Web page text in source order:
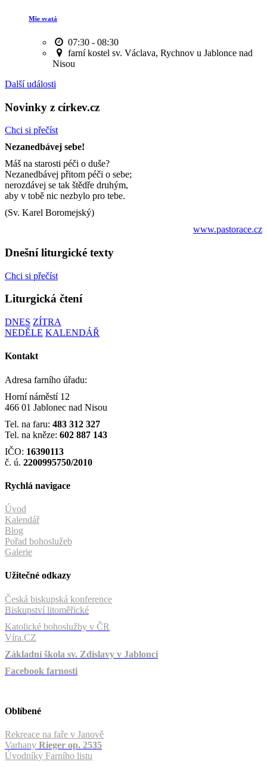
Mše svatá
07:30 - 08:30
farní kostel sv. Václava, Rychnov u Jablonce nad
Nisou
Další události
Novinky z církev.cz
Chci si přečíst
Nezanedbávej sebe!
Máš na starosti péči o duše?
Nezanedbávej přitom péči o sebe;
nerozdávej se tak štědře druhým,
aby v tobě nic nezbylo pro tebe.
(Sv. Karel Boromejský)
www.pastorace.cz
Dnešní liturgické texty
Chci si přečíst
Liturgická čtení
DNES ZÍTRA
NEDĚLE KALENDÁŘ
Kontakt
Adresa farního úřadu:
Horní náměstí 12
466 01 Jablonec nad Nisou
Tel. na faru: 483 312 327
Tel. na kněze: 602 887 143
IČO: 16390113
č. ú. 2200995750/2010
Rychlá navigace
Úvod
Kalendář
Blog
Pořad bohoslužeb
Galerie
Užitečné odkazy
Česká biskupská konference
Biskupství litoměřické
Katolické bohoslužby v ČR
Víra.CZ
Základní škola sv. Zdislavy v Jablonci
Facebook farnosti
Oblíbené
Rekreace na faře v Janově
Varhany Rieger op. 2535
Úvodníky Farního listu